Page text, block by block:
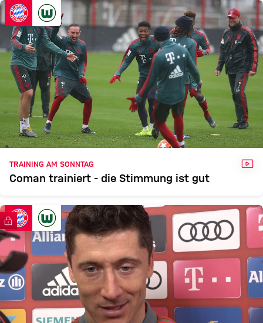
FCB
WOLFSBURG
Zum Spielbericht
TRAINING AM SONNTAG
Coman trainiert - die Stimmung ist gut
FC Bayern TV PLUS